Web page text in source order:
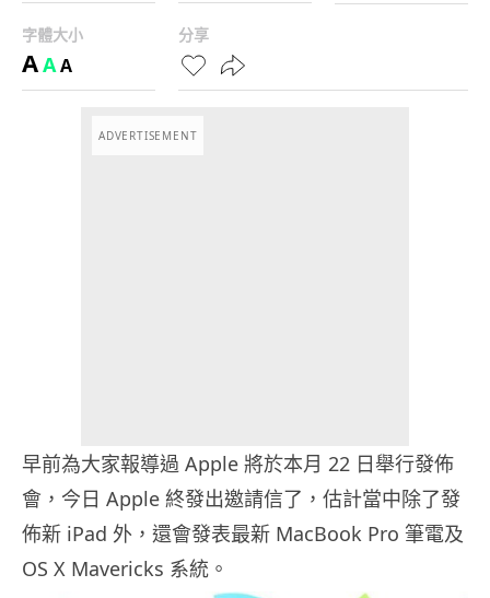
字體大小
AAA
分享
ADVERTISEMENT
早前為大家報導過 Apple 將於本月 22 日舉行發佈
會，今日 Apple 終發出邀請信了，估計當中除了發
佈新 iPad 外，還會發表最新 MacBook Pro 筆電及
OS X Mavericks 系統。